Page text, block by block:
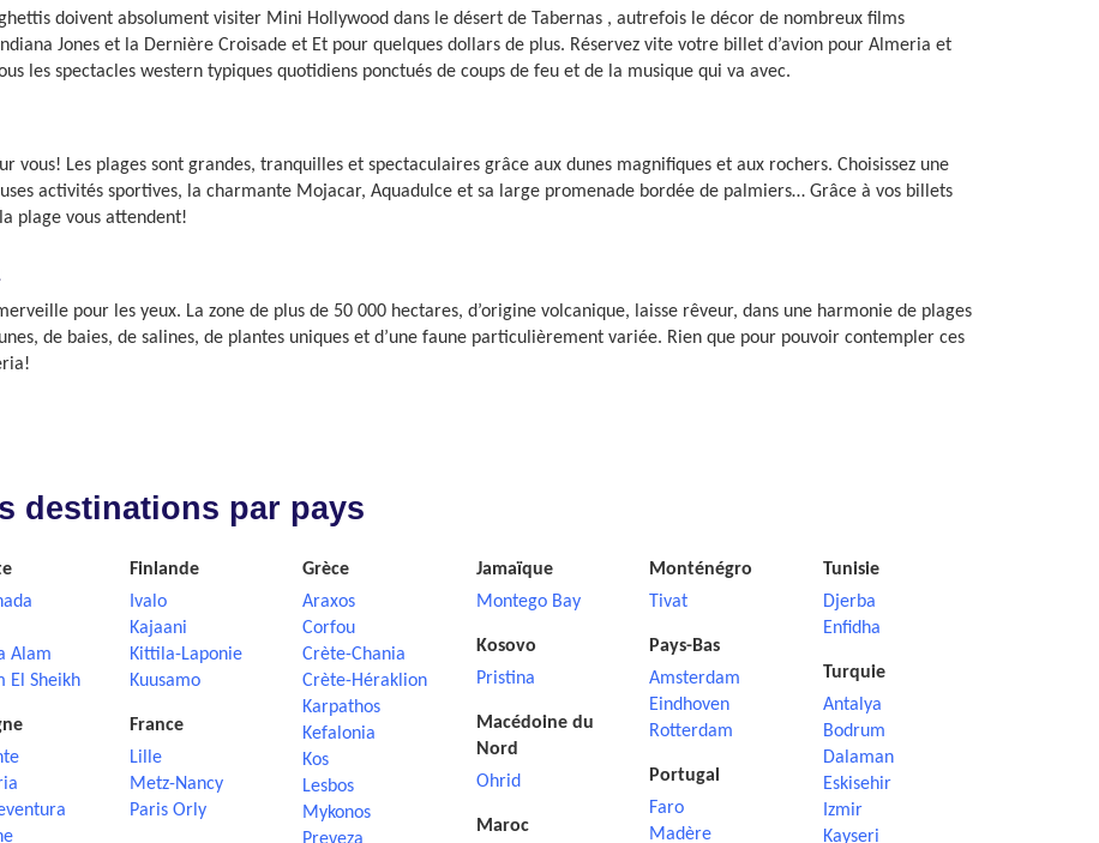
doivent absolument visiter Mini Hollywood dans le désert de Tabernas , autrefois le décor de nombreux films
Jones et la Dernière Croisade et Et pour quelques dollars de plus. Réservez vite votre billet d’avion pour Almeria et
les spectacles western typiques quotidiens ponctués de coups de feu et de la musique qui va avec.
Les plages sont grandes, tranquilles et spectaculaires grâce aux dunes magnifiques et aux rochers. Choisissez une
activités sportives, la charmante Mojacar, Aquadulce et sa large promenade bordée de palmiers… Grâce à vos billets
plage vous attendent!
pour les yeux. La zone de plus de 50 000 hectares, d’origine volcanique, laisse rêveur, dans une harmonie de plages
de baies, de salines, de plantes uniques et d’une faune particulièrement variée. Rien que pour pouvoir contempler ces
destinations par pays
Alam
El Sheikh
Finlande
Ivalo
Kajaani
Kittila-Laponie
Kuusamo
France
Lille
Metz-Nancy
Paris Orly
Grèce
Araxos
Corfou
Crète-Chania
Crète-Héraklion
Karpathos
Kefalonia
Kos
Lesbos
Mykonos
Jamaïque
Montego Bay
Kosovo
Pristina
Macédoine du
Nord
Ohrid
Maroc
Monténégro
Tivat
Pays-Bas
Amsterdam
Eindhoven
Rotterdam
Portugal
Faro
Madère
Tunisie
Djerba
Enfidha
Turquie
Antalya
Bodrum
Dalaman
Eskisehir
Izmir
Kayseri